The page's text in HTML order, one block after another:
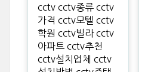
cctv cctv종류 cctv
가격 cctv모텔 cctv
학원 cctv빌라 cctv
아파트 cctv추천
cctv설치업체 cctv